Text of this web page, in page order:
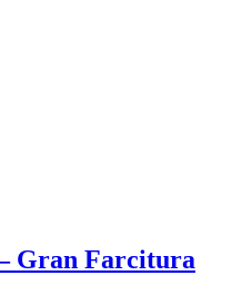
Gran Farcitura